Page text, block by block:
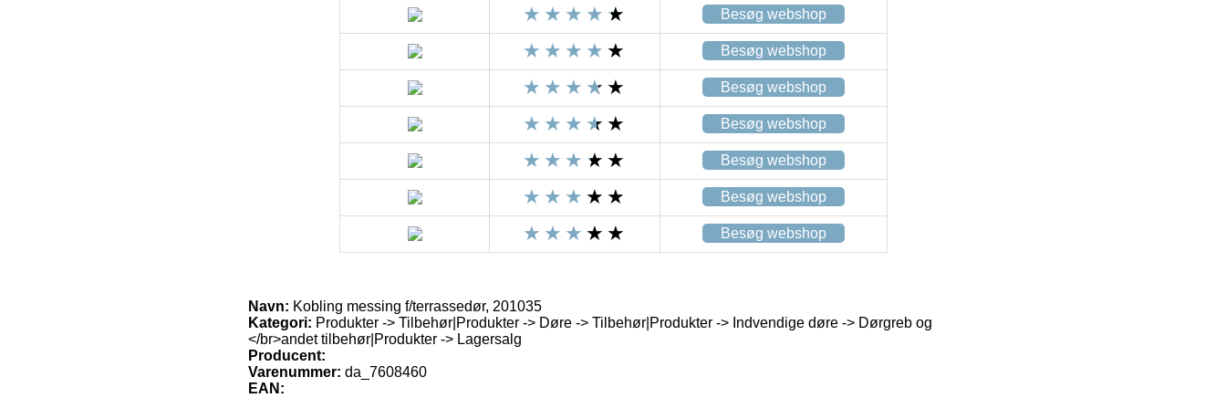
Besøg webshop
Besøg webshop
Besøg webshop
Besøg webshop
Besøg webshop
Besøg webshop
Besøg webshop
Navn: Kobling messing f/terrassedør, 201035
Kategori: Produkter -> Tilbehør|Produkter -> Døre -> Tilbehør|Produkter -> Indvendige døre -> Dørgreb og
</br>andet tilbehør|Produkter -> Lagersalg
Producent:
Varenummer: da_7608460
EAN: